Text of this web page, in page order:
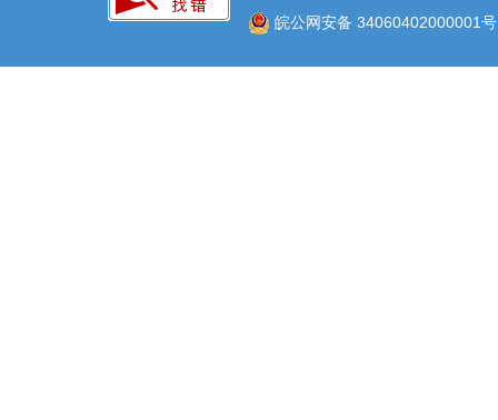
皖公网安备 34060402000001号